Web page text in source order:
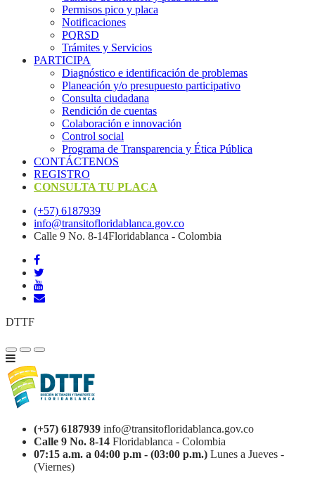
Permisos pico y placa
Notificaciones
PQRSD
Trámites y Servicios
PARTICIPA
Diagnóstico e identificación de problemas
Planeación y/o presupuesto participativo​
Consulta ciudadana
Rendición de cuentas
Colaboración e innovación
Control social
Programa de Transparencia y Ética Pública
CONTÁCTENOS
REGISTRO
CONSULTA TU PLACA
(+57) 6187939
info@transitofloridablanca.gov.co
Calle 9 No. 8-14Floridablanca - Colombia
DTTF
(+57) 6187939 info@transitofloridablanca.gov.co
Calle 9 No. 8-14 Floridablanca - Colombia
07:15 a.m. a 04:00 p.m - (03:00 p.m.) Lunes a Jueves -
(Viernes)